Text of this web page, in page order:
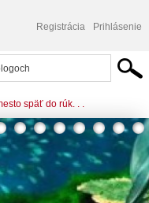
Registrácia Prihlásenie
späť do rúk. . .